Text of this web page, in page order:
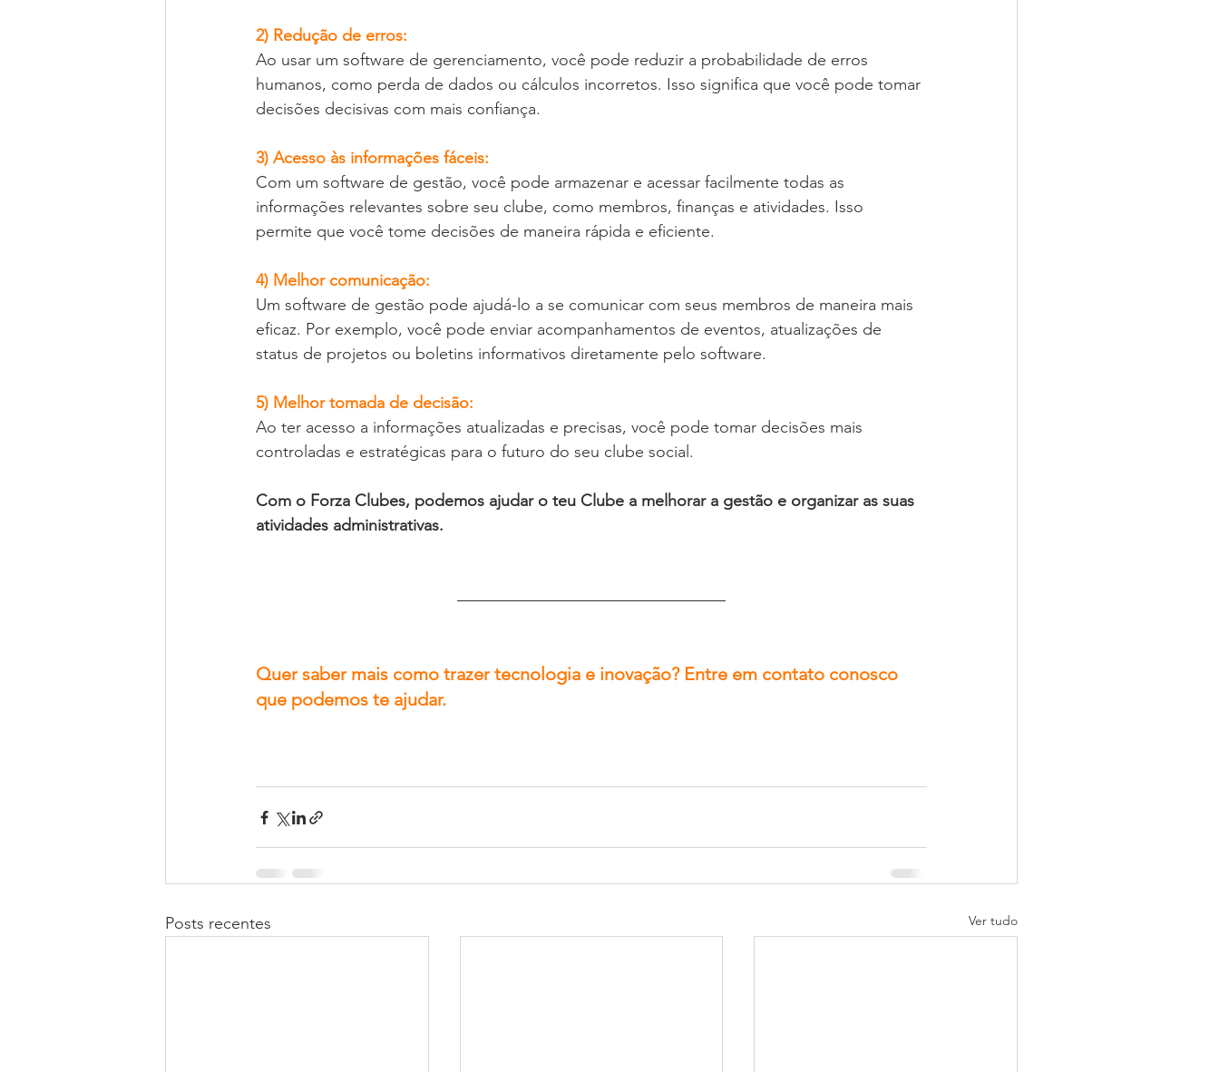
2) Redução de erros:
Ao usar um software de gerenciamento, você pode reduzir a probabilidade de erros
humanos, como perda de dados ou cálculos incorretos. Isso significa que você pode tomar
decisões decisivas com mais confiança.
3) Acesso às informações fáceis:
Com um software de gestão, você pode armazenar e acessar facilmente todas as
informações relevantes sobre seu clube, como membros, finanças e atividades. Isso
permite que você tome decisões de maneira rápida e eficiente.
4) Melhor comunicação:
Um software de gestão pode ajudá-lo a se comunicar com seus membros de maneira mais
eficaz. Por exemplo, você pode enviar acompanhamentos de eventos, atualizações de
status de projetos ou boletins informativos diretamente pelo software.
5) Melhor tomada de decisão:
Ao ter acesso a informações atualizadas e precisas, você pode tomar decisões mais
controladas e estratégicas para o futuro do seu clube social.
Com o Forza Clubes, podemos ajudar o teu Clube a melhorar a gestão e organizar as suas
atividades administrativas.
Quer saber mais como trazer tecnologia e inovação? Entre em contato conosco
que podemos te ajudar.
Posts recentes Ver tudo